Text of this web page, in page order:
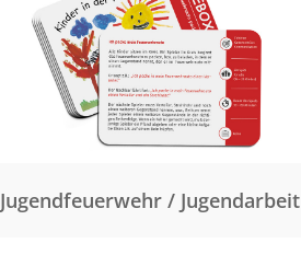
Jugendfeuerwehr / Jugendarbeit